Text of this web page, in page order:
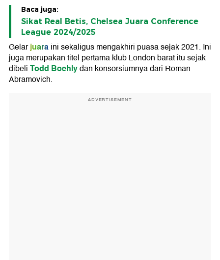
Baca juga:
Sikat Real Betis, Chelsea Juara Conference
League 2024/2025
Gelarjuaraini sekaligus mengakhiri puasa sejak 2021. Ini
juga merupakan titel pertama klub London barat itu sejak
dibeliTodd Boehlydan konsorsiumnya dari Roman
Abramovich.
ADVERTISEMENT